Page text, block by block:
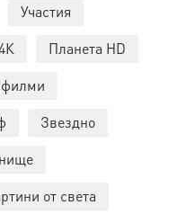
Участия
Планета HD
Звездно
от света